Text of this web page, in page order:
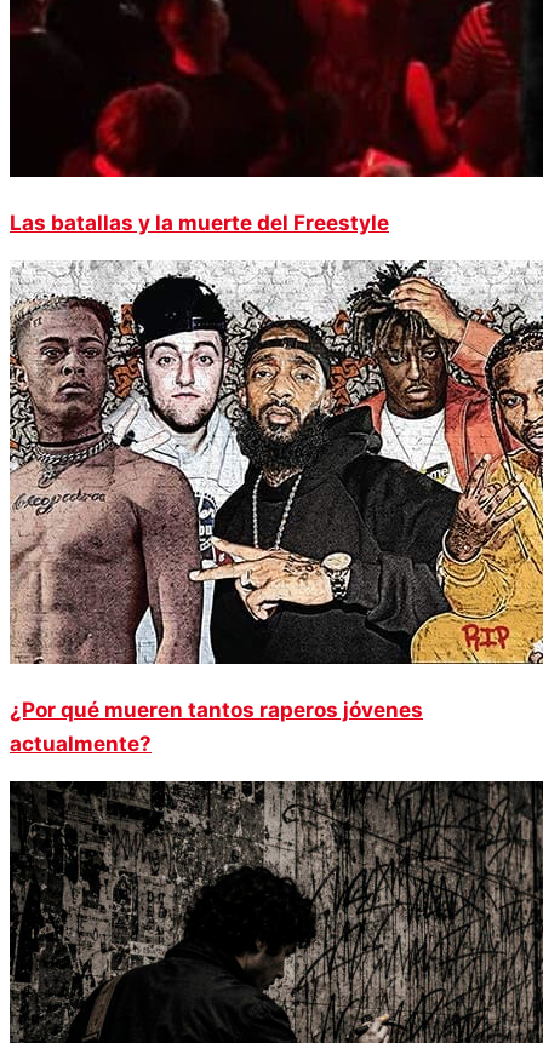
Las batallas y la muerte del Freestyle
¿Por qué mueren tantos raperos jóvenes
actualmente?